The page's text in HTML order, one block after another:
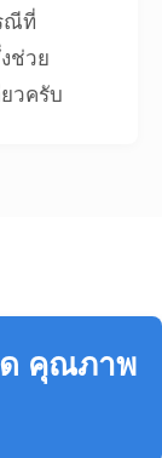
ณีที่
ช่วย
วครับ
ด คุณภาพ